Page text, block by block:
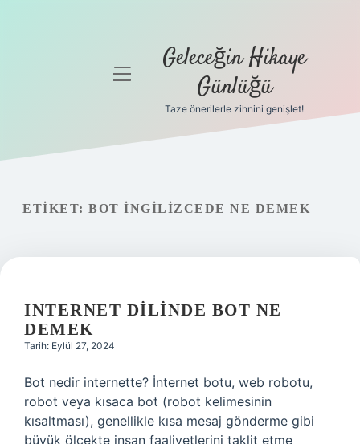
Gizlilik
Yasal Uyarı
Hakkımızda
menüyü Geleceğin Hikaye
Günlüğü
Taze önerilerle zihnini genişlet!
ETIKET: BOT INGILIZCEDE NE DEMEK
INTERNET DILINDE BOT NE
DEMEK
Tarih: Eylül 27, 2024
Bot nedir internette? İnternet botu, web robotu,
robot veya kısaca bot (robot kelimesinin
kısaltması), genellikle kısa mesaj gönderme gibi
büyük ölçekte insan faaliyetlerini taklit etme